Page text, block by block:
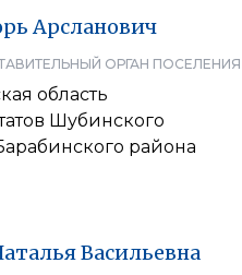
Арсланович
ОРГАН ПОСЕЛЕНИЯ
область
Шубинского
района
Васильевна